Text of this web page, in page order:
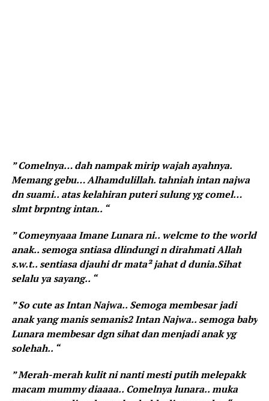
” Comelnya… dah nampak mirip wajah ayahnya.
Memang gebu… Alhamdulillah. tahniah intan najwa
dn suami.. atas kelahiran puteri sulung yg comel…
slmt brpntng intan.. “
” Comeynyaaa Imane Lunara ni.. welcme to the world
anak.. semoga sntiasa dlindungi n dirahmati Allah
s.w.t.. sentiasa djauhi dr mata² jahat d dunia.Sihat
selalu ya sayang.. “
” So cute as Intan Najwa.. Semoga membesar jadi
anak yang manis semanis2 Intan Najwa.. semoga baby
Lunara membesar dgn sihat dan menjadi anak yg
solehah.. “
” Merah-merah kulit ni nanti mesti putih melepakk
macam mummy diaaaa.. Comelnya lunara.. muka